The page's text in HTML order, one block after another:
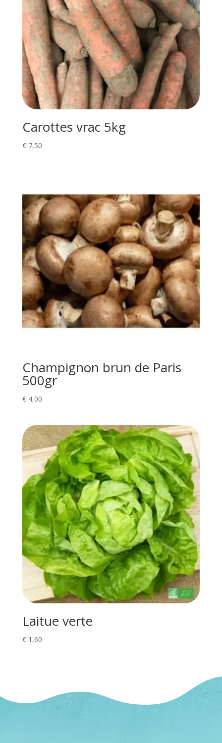
Carottes vrac 5kg
€7,50
Champignon brun de Paris
500gr
€4,00
Laitue verte
€1,60